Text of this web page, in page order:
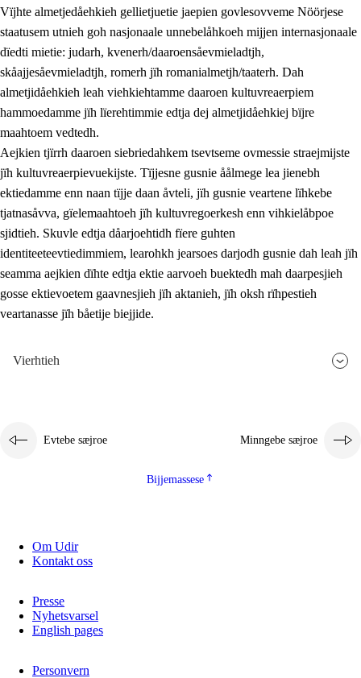
Vïjhte almetjedåehkieh gellietjuetie jaepien govlesovveme Nöörjese
staatusem utnieh goh nasjonaale unnebelåhkoeh mijjen internasjonaale
dïedti mietie: judarh, kvenerh/daaroensåevmieladtjh,
skåajjesåevmieladtjh, romerh jïh romanialmetjh/taaterh. Dah
almetjidåehkieh leah viehkiehtamme daaroen kultuvreaerpiem
hammoedamme jïh lïerehtimmie edtja dej almetjidåehkiej bïjre
maahtoem vedtedh.
Aejkien tjïrrh daaroen siebriedahkem tsevtseme ovmessie straejmijste
jïh kultuvreaerpievuekijste. Tïjjesne gusnie åålmege lea jienebh
ektiedamme enn naan tïjje daan åvteli, jïh gusnie veartene lïhkebe
tjatnasåvva, gïelemaahtoeh jïh kultuvregoerkesh enn vihkielåbpoe
sjidtieh. Skuvle edtja dåarjoehtidh fïere guhten
identiteeteevtiedimmiem, learohkh jearsoes darjodh gusnie dah leah jïh
seamma aejkien dïhte edtja ektie aarvoeh buektedh mah daarpesjieh
gosse ektievoetem gaavnesjieh jïh aktanieh, jïh oksh rïhpestieh
veartanasse jïh båetije biejjide.
Vierhtieh
Evtebe sæjroe Minngebe sæjroe
Bijjemassese
Om Udir
Kontakt oss
Presse
Nyhetsvarsel
English pages
Personvern